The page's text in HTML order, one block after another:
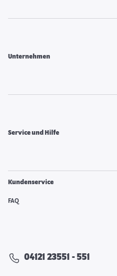
Unternehmen
Service und Hilfe
Kundenservice
FAQ
04121 23551 - 551